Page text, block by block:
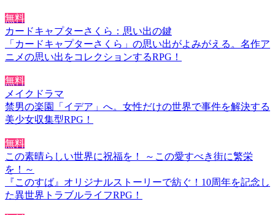
無料
カードキャプターさくら：思い出の鍵
「カードキャプターさくら」の思い出がよみがえる。名作ア
ニメの思い出をコレクションするRPG！
無料
メイクドラマ
禁男の楽園「イデア」へ。女性だけの世界で事件を解決する
美少女収集型RPG！
無料
この素晴らしい世界に祝福を！ ～この愛すべき街に繁栄
を！～
『このすば』オリジナルストーリーで紡ぐ！10周年を記念し
た異世界トラブルライフRPG！